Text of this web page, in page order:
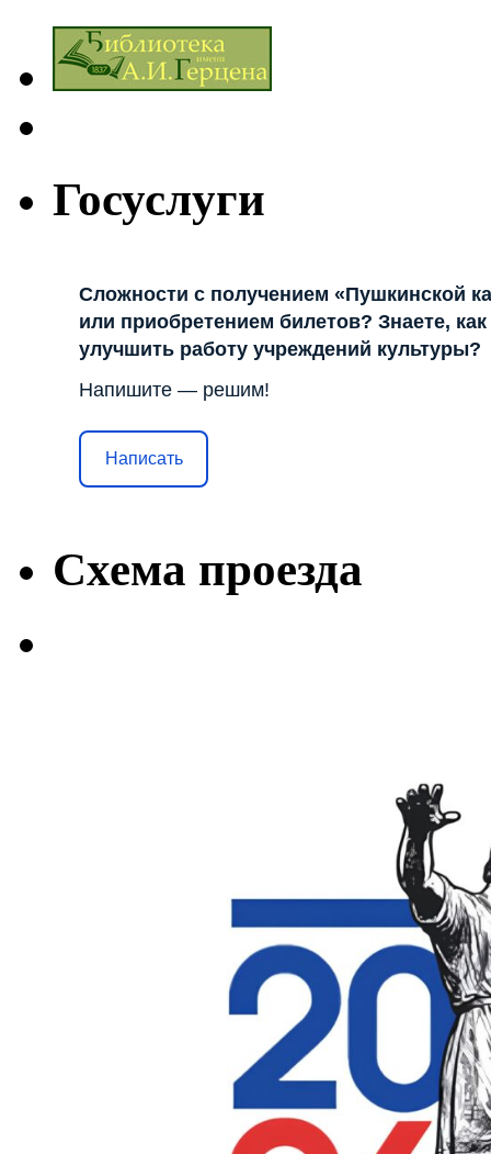
Госуслуги
Сложности с получением «Пушкинской
или приобретением билетов? Знаете, как
улучшить работу учреждений культуры?
Напишите — решим!
Написать
Схема проезда